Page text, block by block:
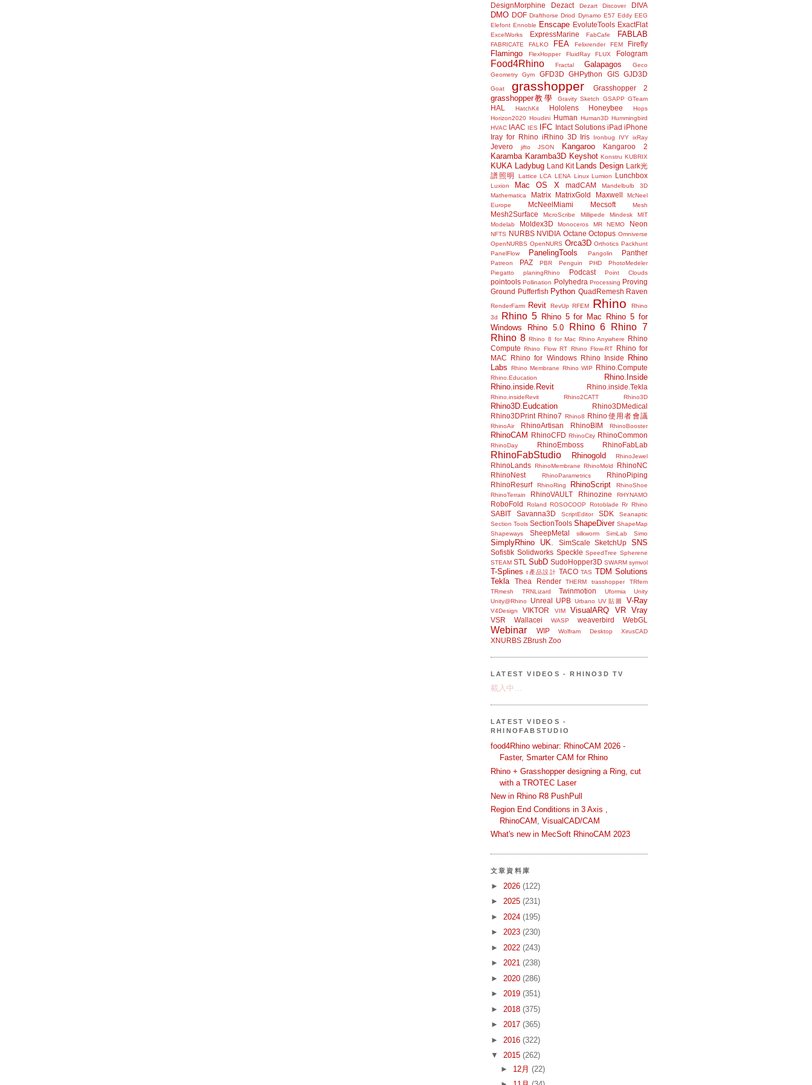
DesignMorphine Dezact Dezart Discover DIVA
DMO DOF Drafthorse Driod Dynamo E57 Eddy EEG
Elefont Ennoble Enscape EvoluteTools ExactFlat
ExcelWorks ExpressMarine FabCafe FABLAB
FABRICATE FALKO FEA Felixrender FEM Firefly
Flamingo FlexHopper FluidRay FLUX Fologram
Food4Rhino Fractal Galapagos
Geco
Geometry Gym
GFD3D GHPython GIS GJD3D
Goat grasshopper Grasshopper 2
grasshopper教學 Gravity Sketch GSAPP GTeam
HAL HatchKit Hololens Honeybee
Hops
Horizon2020 Houdini Human Human3D Hummingbird
HVAC IAAC IES IFC Intact Solutions iPad iPhone
Iray for Rhino iRhino 3D Iris Ironbug IVY ixRay
Jevero jifto JSON Kangaroo Kangaroo 2
Karamba Karamba3D Keyshot Konstru KUBRIX
KUKA Ladybug Land Kit Lands Design Lark光
譜照明
Lattice LCA LENA Linux Lumion Lunchbox
Luxion Mac OS X madCAM
Mandelbulb 3D
Mathematica
Matrix MatrixGold Maxwell
McNeel
Europe
McNeelMiami Mecsoft Mesh
Mesh2Surface MicroScribe Millipede Mindesk
MIT
Modelab
Moldex3D Monoceros MR NEMO Neon
NFTS NURBS NVIDIA Octane Octopus Omniverse
OpenNURBS OpenNURS Orca3D Orthotics Packhunt
PanelFlow
PanelingTools Pangolin Panther
Patreon PAZ PBR Penguin PHD
PhotoMedeler
Piegatto
planingRhino Podcast Point Clouds
pointools Pollination Polyhedra Processing Proving
Ground Pufferfish Python QuadRemesh Raven
RenderFarm Revit RevUp RFEM Rhino
Rhino
3d
Rhino 5 Rhino 5 for Mac Rhino 5 for
Windows
Rhino 5.0 Rhino 6
Rhino 7
Rhino 8 Rhino 8 for Mac Rhino Anywhere
Rhino
Compute Rhino Flow RT Rhino Flow-RT
Rhino for
MAC
Rhino for Windows Rhino Inside
Rhino
Labs
Rhino Membrane Rhino WIP Rhino.Compute
Rhino.Education
Rhino.Inside
Rhino.inside.Revit
Rhino.inside.Tekla
Rhino.insideRevit Rhino2CATT Rhino3D
Rhino3D.Eudcation
Rhino3DMedical
Rhino3DPrint Rhino7 Rhino8 Rhino使用者會議
RhinoAir RhinoArtisan RhinoBIM RhinoBooster
RhinoCAM RhinoCFD RhinoCity RhinoCommon
RhinoDay RhinoEmboss RhinoFabLab
RhinoFabStudio Rhinogold RhinoJewel
RhinoLands RhinoMembrane RhinoMold
RhinoNC
RhinoNest
RhinoParametrics
RhinoPiping
RhinoResurf
RhinoRing RhinoScript
RhinoShoe
RhinoTerrain
RhinoVAULT Rhinozine RHYNAMO
RoboFold Roland ROSOCOOP Rotoblade Rr Rhino
SABIT Savanna3D ScriptEditor SDK
Seanaptic
Section Tools SectionTools ShapeDiver ShapeMap
Shapeways
SheepMetal silkworm SimLab Simo
SimplyRhino UK. SimScale SketchUp SNS
Sofistik Solidworks Speckle SpeedTree Spherene
STEAM STL SubD SudoHopper3D SWARM symvol
T-Splines t產品設計 TACO TAS TDM Solutions
Tekla
Thea Render THERM trasshopper
TRfem
TRmesh
TRNLizard Twinmotion Uformia
Unity
Unity@Rhino
Unreal UPB Urbano UV貼圖 V-Ray
V4Design VIKTOR VIM VisualARQ VR Vray
VSR Wallacei WASP weaverbird WebGL
Webinar WIP Wolfram Desktop XirusCAD
XNURBS ZBrush Zoo
LATEST VIDEOS - RHINO3D TV
載入中…
LATEST VIDEOS -
RHINOFABSTUDIO
food4Rhino webinar: RhinoCAM 2026 -
Faster, Smarter CAM for Rhino
Rhino + Grasshopper designing a Ring, cut
with a TROTEC Laser
New in Rhino R8 PushPull
Region End Conditions in 3 Axis ,
RhinoCAM, VisualCAD/CAM
What's new in MecSoft RhinoCAM 2023
文章資料庫
► 2026 (122)
► 2025 (231)
► 2024 (195)
► 2023 (230)
► 2022 (243)
► 2021 (238)
► 2020 (286)
► 2019 (351)
► 2018 (375)
► 2017 (365)
► 2016 (322)
▼ 2015 (262)
► 12月 (22)